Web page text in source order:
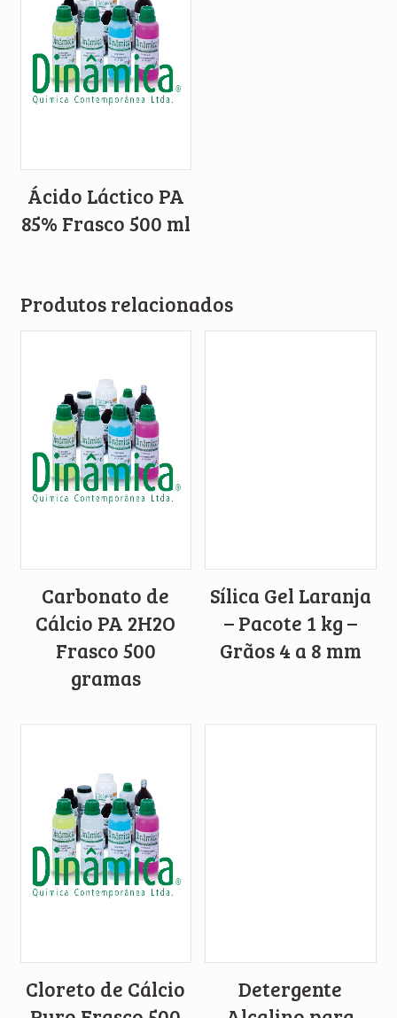
Ácido Láctico PA
85% Frasco 500 ml
Produtos relacionados
Carbonato de
Cálcio PA 2H2O
Frasco 500
gramas
Sílica Gel Laranja
– Pacote 1 kg –
Grãos 4 a 8 mm
Cloreto de Cálcio
Detergente